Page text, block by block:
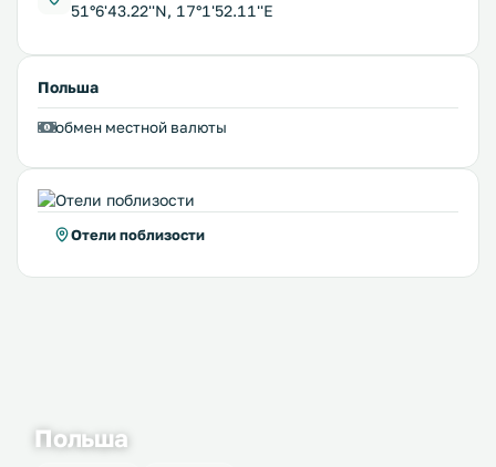
51°6'43.22''N, 17°1'52.11''E
Польша
обмен местной валюты
Отели поблизости
Польша